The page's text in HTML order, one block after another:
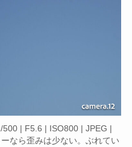
| F5.6 | ISO800 | JPEG |
なら歪みは少ない。ぶれてい